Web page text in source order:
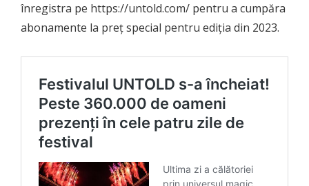
înregistra pe https://untold.com/ pentru a cumpăra
abonamente la preț special pentru ediția din 2023.